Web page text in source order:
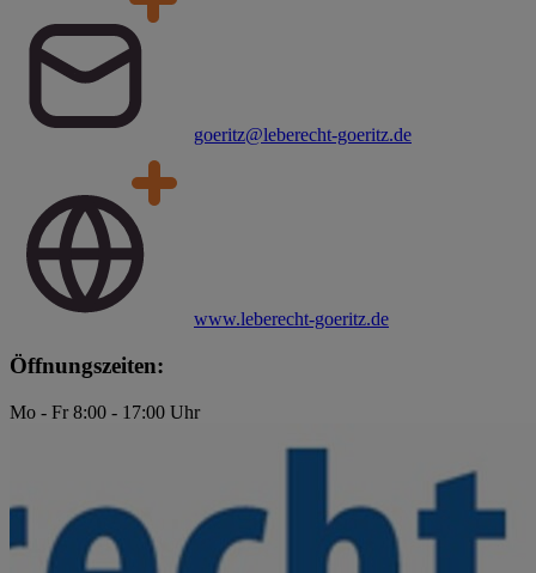
goeritz@leberecht-goeritz.de
www.leberecht-goeritz.de
Öffnungszeiten:
Mo - Fr 8:00 - 17:00 Uhr